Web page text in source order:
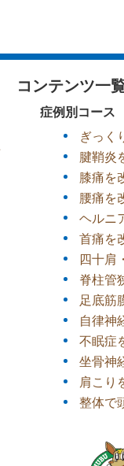
コンテンツ一
症例別コース
ぎっく
腱鞘炎
膝痛を
腰痛を
ヘルニ
首痛を
四十肩
脊柱管
足底筋
自律神
不眠症
坐骨神
肩こり
整体で